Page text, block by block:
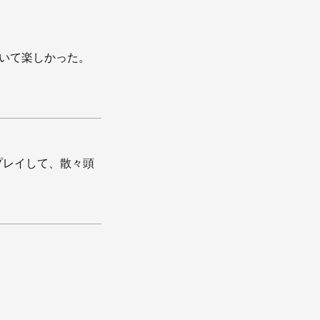
楽しかった。
イして、散々頭